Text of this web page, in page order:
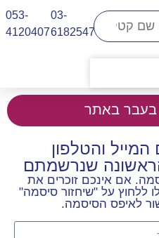
03-
6182547
053-
4120407​
בעבר באתר
והטלפון
שנרשמתם
אם אינכם זוכרים את
ללחוץ על "שיחזור סיסמה"
לאיפס הסיסמה.